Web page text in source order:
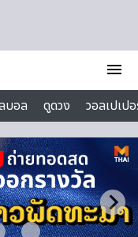
menu
บอล ดูดวง
วอลเปเป